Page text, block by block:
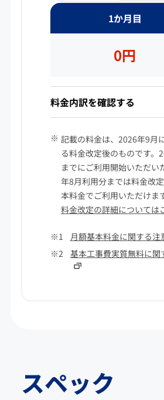
2ギガプラン2年割お支払
1か月目
0円
料金内訳を確認する
記載の料金は、2026年9月
る料金改定後のものです。
までにご利用開始いただい
年8月利用分までは料金改
本料金でご利用いただけま
料金改定の詳細については
月額基本料金に関する注
基本工事費実質無料に関
スペック